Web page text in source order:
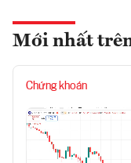
Mới nhất
Chứng khoán